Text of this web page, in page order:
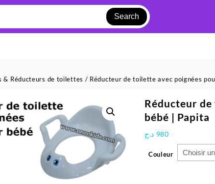
Search
& Réducteurs de toilettes / Réducteur de toilette avec poignées
Réducteur
bébé | Papita
980 د.ج
Couleur